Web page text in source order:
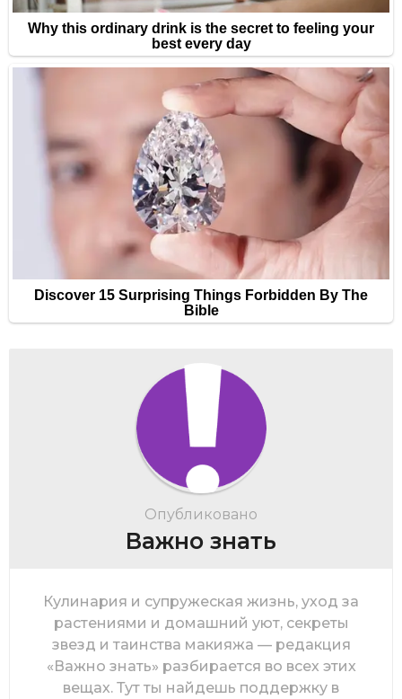
Опубликовано
Важно знать
Кулинария и супружеская жизнь, уход за
растениями и домашний уют, секреты
звезд и таинства макияжа — редакция
«Важно знать» разбирается во всех этих
вещах. Тут ты найдешь поддержку в